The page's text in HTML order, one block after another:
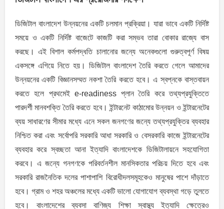
ডিজিটাল বাংলাদেশ উন্নয়নের একটি চলমান প্রক্রিয়া। যারা ভাবে একটি নির্দিষ্ট
সময়ে ও একটি নির্দিষ্ট বাজেটে কাজটি করা সম্ভব তারা বোকার রাজ্যে বাস
করছে। এই বিশাল কর্মপদ্ধতি চালানোর জন্যে অনেকগুলো গুরুত্বপূর্ণ বিষয়
একসঙ্গে এগিয়ে নিতে হয়। ডিজিটাল বাংলাদেশ তৈরি করতে গেলে আমাদের
উন্নয়নের একটি বিজ্ঞানসম্মত নকশা তৈরি করতে হবে। এ স্বপ্নকে বাস্তবায়ন
করতে হলে প্রথমেই e-readiness প্লান তৈরি করে তথ্যপ্রযুক্তিতে
পারদর্শী মানবশক্তি তৈরি করতে হবে। ইন্টারনেট কাঠামোর উন্নয়ন ও ইন্টারনেটের
ব্যয় সাধারণের সীমার মধ্যে এনে সকল জনগণের জন্যে তথ্যপ্রযুক্তির ব্যবহার
নিশ্চিত করা এবং সর্বোপরি সরকারি আধা সরকারি ও বেসরকারি কাজে ইন্টারনেটের
ব্যবহার করে স্বচ্ছতা আনা ইত্যাদি বাংলাদেশকে ডিজিটালায়নে সহযোগিতা
করবে। এ জন্যে গনগণকে পরিবর্তনশীল মানসিকতার পরিচয় দিতে হবে এবং
সরকারি রাজনৈতিক দলের পাশাপাশি বিরোধীদলসমূহকেও মানুষের পাশে দাঁড়াতে
হবে। গ্রাম ও শহর অঞ্চলের মধ্যে একটি ভালো যোগাযোগ ব্যবস্থা গড়ে তুলতে
হবে। বাংলাদেশের ব্যবসা বাণিজ্য শিক্ষা স্বাস্থ্য ইত্যাদি ক্ষেত্রেও